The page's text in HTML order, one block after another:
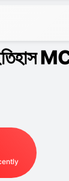
ইতিহাস